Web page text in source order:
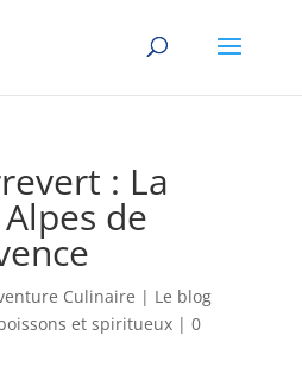
: La
de
Culinaire | Le blog
et spiritueux| 0